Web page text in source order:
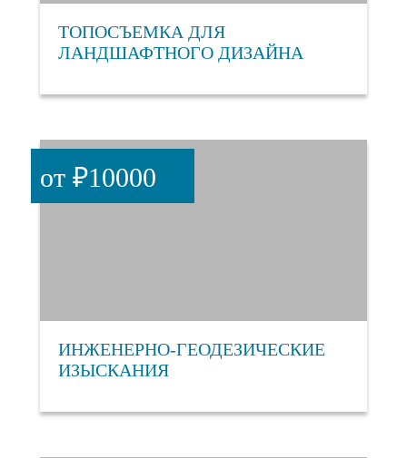
ТОПОСЪЕМКА ДЛЯ
ЛАНДШАФТНОГО ДИЗАЙНА
ИНЖЕНЕРНО-ГЕОДЕЗИЧЕСКИЕ
ИЗЫСКАНИЯ
от ₽10000